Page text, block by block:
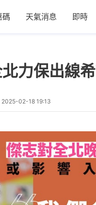
碼 天氣消息 即時
力保出線
2025-02-18 19:13